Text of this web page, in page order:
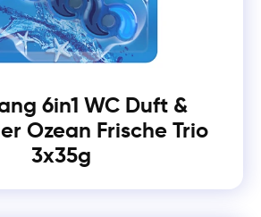
6in1 WC Duft &
Ozean Frische Trio
3x35g